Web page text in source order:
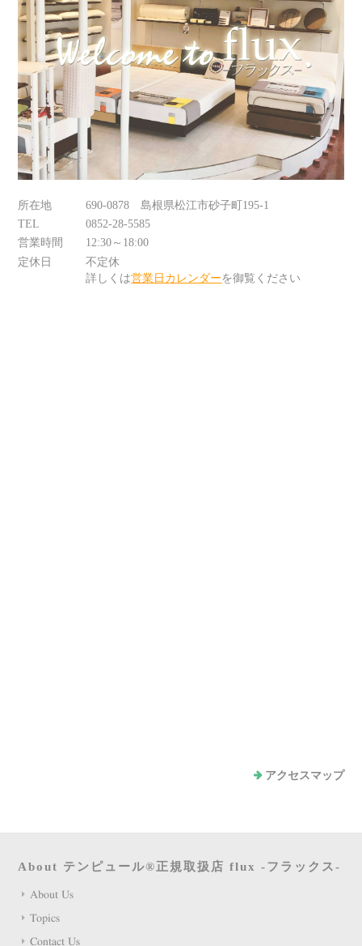
所在地
690-0878 島根県松江市砂子町195-1
TEL
0852-28-5585
営業時間
12:30～18:00
定休日
不定休
詳しくは営業日カレンダー を御覧ください
アクセスマップ
About テンピュール®正規取扱店 flux -フラックス-
About Us
Topics
Contact Us